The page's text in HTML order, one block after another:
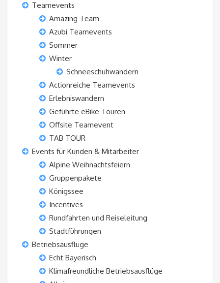
Teamevents
Amazing Team
Azubi Teamevents
Sommer
Winter
Schneeschuhwandern
Actionreiche Teamevents
Erlebniswandern
Geführte eBike Touren
Offsite Teamevent
TAB TOUR
Events für Kunden & Mitarbeiter
Alpine Weihnachtsfeiern
Gruppenpakete
Königssee
Incentives
Rundfahrten und Reiseleitung
Stadtführungen
Betriebsausflüge
Echt Bayerisch
Klimafreundliche Betriebsausflüge